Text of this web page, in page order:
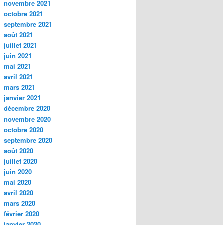
novembre 2021
octobre 2021
septembre 2021
août 2021
juillet 2021
juin 2021
mai 2021
avril 2021
mars 2021
janvier 2021
décembre 2020
novembre 2020
octobre 2020
septembre 2020
août 2020
juillet 2020
juin 2020
mai 2020
avril 2020
mars 2020
février 2020